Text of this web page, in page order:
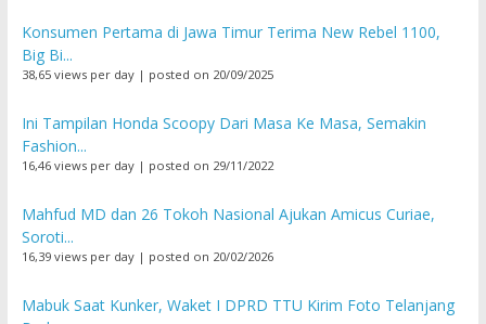
Konsumen Pertama di Jawa Timur Terima New Rebel 1100,
Big Bi...
38,65 views per day| posted on 20/09/2025
Ini Tampilan Honda Scoopy Dari Masa Ke Masa, Semakin
Fashion...
16,46 views per day| posted on 29/11/2022
Mahfud MD dan 26 Tokoh Nasional Ajukan Amicus Curiae,
Soroti...
16,39 views per day| posted on 20/02/2026
Mabuk Saat Kunker, Waket I DPRD TTU Kirim Foto Telanjang